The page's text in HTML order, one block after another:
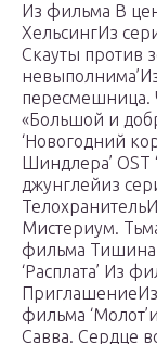
Из фильма В
ХельсингИз
Скауты против
пересмешница.
«Большой и
‘Новогодний
Шиндлера’ OST
джунглейиз
Мистериум.
фильма
‘Расплата’ Из
фильма
Савва. Сердце